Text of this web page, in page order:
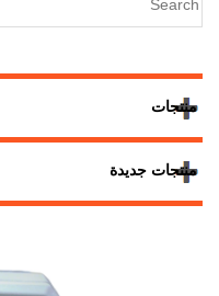
منتجات
منتجات جديدة